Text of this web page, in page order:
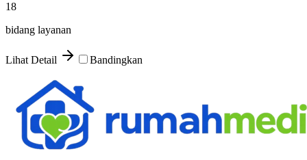
18
bidang layanan
Lihat Detail Bandingkan